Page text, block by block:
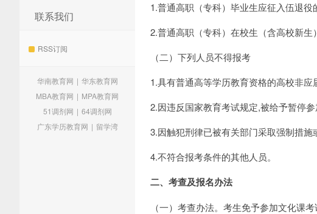
联系我们
RSS订阅
华南教育网 | 华东教育网
MBA教育网 | MPA教育网
51调剂网 | 64调剂网
广东学历教育网 | 留学湾
1.普通高职（专科）毕业生应征入伍退役
2.普通高职（专科）在校生（含高校新生
（二）下列人员不得报考
1.具有普通高等学历教育资格的高校非
2.因违反国家教育考试规定,被给予暂停
3.因触犯刑律已被有关部门采取强制措施
4.不符合报考条件的其他人员。
二、考查及报名办法
（一）考查办法。考生免予参加文化课